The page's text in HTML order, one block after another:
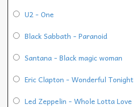
U2 - One
Black Sabbath - Paranoid
Santana - Black magic woman
Eric Clapton - Wonderful Tonight
Led Zeppelin - Whole Lotta Love